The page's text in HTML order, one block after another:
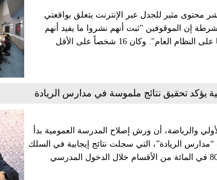
على 162 شخصاً بتهمة نشر محتوى مثير للجدل عبر الإنترنت يتعلق بواقعتي
إن الموقوفين "ثبت أنهم نشروا ما يفيد أنهم
يشيدون بالجريمة والمجرمين ومارسوا أنشطة تؤثر سلبًا على النظام العام". وكان 16 شخصاً على الأقل
يؤكد تحقيق نتائج ملموسة في مدارس الريادة
والرياضة، أن ورش إصلاح المدرسة العمومية بدأ
الريادة”، التي سجلت نتائج إيجابية في السلك
الابتدائي، معلنا عن قرار تعميم نحو هذا النموذج ليشمل 80 في المائة من الأقسام خلال الدخول المدرسي